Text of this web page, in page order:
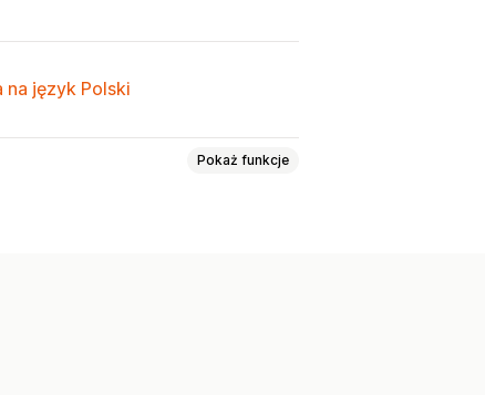
na język Polski
Pokaż funkcje